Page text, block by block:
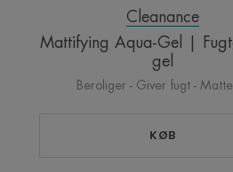
Cleanance
Mattifying Aqua-Gel |
gel
Beroliger - Giver fugt -
KØB